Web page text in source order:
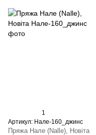
1
Артикул: Нале-160_джинс
Пряжа Нале (Nalle), Новіта